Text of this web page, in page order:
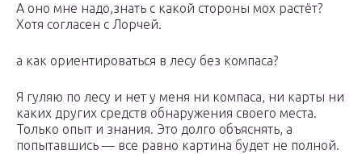
А оно мне надо,знать с какой стороны мох растёт?
Хотя согласен с Лорчей.
а как ориентироваться в лесу без компаса?
Я гуляю по лесу и нет у меня ни компаса, ни карты ни
каких других средств обнаружения своего места.
Только опыт и знания. Это долго объяснять, а
попытавшись — все равно картина будет не полной.